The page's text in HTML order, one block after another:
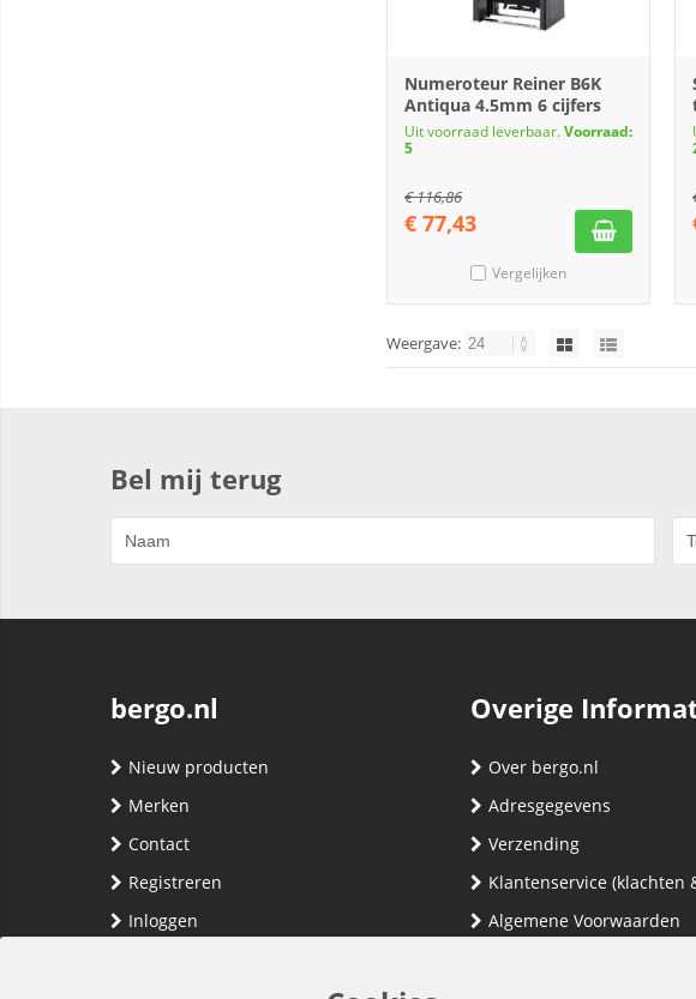
Numeroteur Reiner B6K
Antiqua 4.5mm 6 cijfers
Uit voorraad leverbaar.Voorraad:
5
€116,86
€ 77,43
Vergelijken
Weergave:
Bel mij terug
bergo.nl
Nieuw producten
Merken
Contact
Registreren
Inloggen
Overige
Over bergo.nl
Adresgegevens
Verzending
Klantenservice (klachten
Algemene Voorwaarden